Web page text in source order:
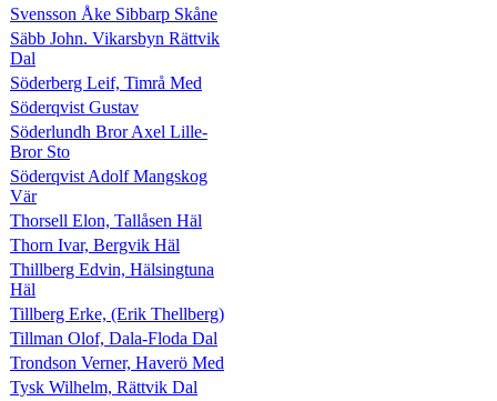
Svensson Åke Sibbarp Skåne
Säbb John. Vikarsbyn Rättvik
Dal
Söderberg Leif, Timrå Med
Söderqvist Gustav
Söderlundh Bror Axel Lille-
Bror Sto
Söderqvist Adolf Mangskog
Vär
Thorsell Elon, Tallåsen Häl
Thorn Ivar, Bergvik Häl
Thillberg Edvin, Hälsingtuna
Häl
Tillberg Erke, (Erik Thellberg)
Tillman Olof, Dala-Floda Dal
Trondson Verner, Haverö Med
Tysk Wilhelm, Rättvik Dal